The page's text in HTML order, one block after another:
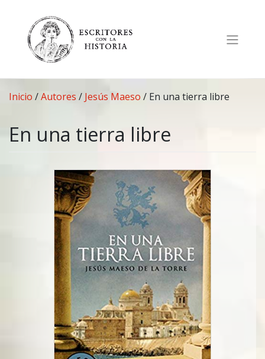
contenido
Inicio /Autores / Jesús Maeso / En una tierra libre
En una tierra libre